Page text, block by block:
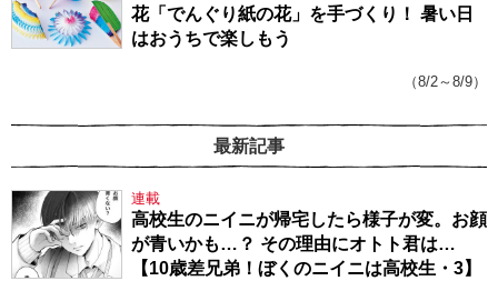
花「でんぐり紙の花」を手づくり！ 暑い日
はおうちで楽しもう
（8/2～8/9）
最新記事
連載
高校生のニイニが帰宅したら様子が変。お顔
が青いかも…？ その理由にオトト君は…
【10歳差兄弟！ぼくのニイニは高校生・3】